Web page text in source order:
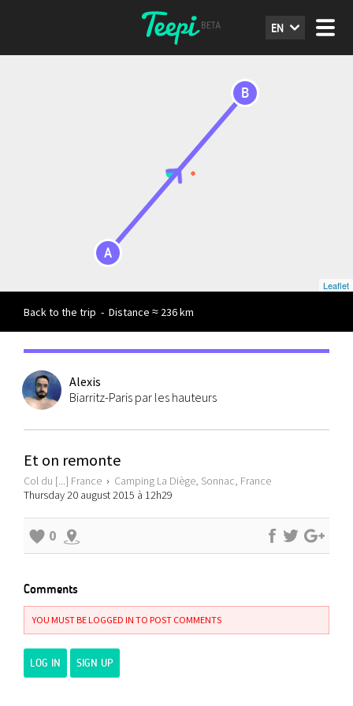
EN
A
B
Leaflet
Back to the trip - Distance ≈ 236 km
Alexis
Biarritz-Paris par les hauteurs
Et on remonte
Col du [...] France › Camping La Diège, Sonnac, France
Thursday 20 august 2015 à 12h29
0
Comments
YOU MUST BE LOGGED IN TO POST COMMENTS
LOG IN SIGN UP